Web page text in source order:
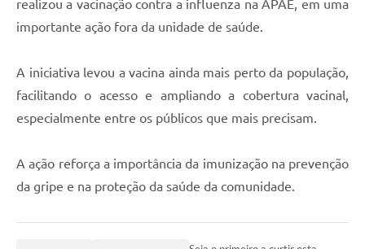
realizou a vacinação contra a influenza na APAE, em uma
importante ação fora da unidade de saúde.
A iniciativa levou a vacina ainda mais perto da população,
facilitando o acesso e ampliando a cobertura vacinal,
especialmente entre os públicos que mais precisam.
A ação reforça a importância da imunização na prevenção
da gripe e na proteção da saúde da comunidade.